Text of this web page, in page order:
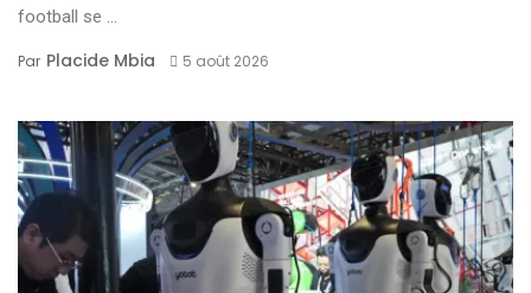
football se ...
Par Placide Mbia 5 août 2026